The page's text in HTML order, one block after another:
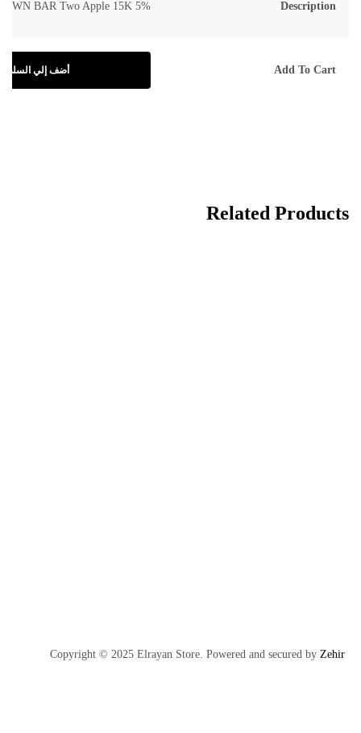
Description
BAR Two Apple 15K 5%
Add To Cart أضف إلي السلة
Related Products
Copyright © 2025 Elrayan Store. Powered and secured by Zehir